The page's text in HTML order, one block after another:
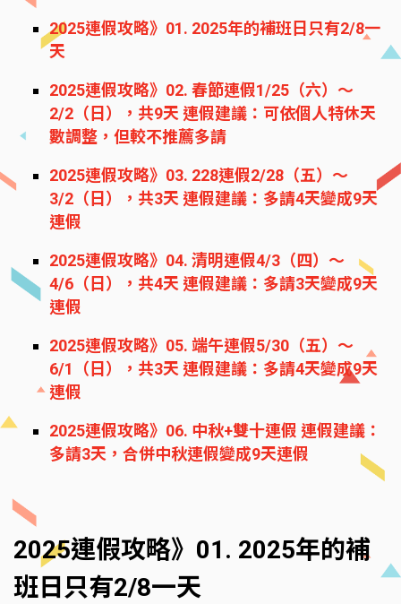
2025連假攻略》01. 2025年的補班日只有2/8一
天
2025連假攻略》02. 春節連假1/25（六）～
2/2（日），共9天 連假建議：可依個人特休天
數調整，但較不推薦多請
2025連假攻略》03. 228連假2/28（五）～
3/2（日），共3天 連假建議：多請4天變成9天
連假
2025連假攻略》04. 清明連假4/3（四）～
4/6（日），共4天 連假建議：多請3天變成9天
連假
2025連假攻略》05. 端午連假5/30（五）～
6/1（日），共3天 連假建議：多請4天變成9天
連假
2025連假攻略》06. 中秋+雙十連假 連假建議：
多請3天，合併中秋連假變成9天連假
2025連假攻略》01. 2025年的補
班日只有2/8一天